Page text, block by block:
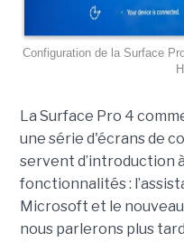
Configuration de la Surface
La Surface Pro 4
une série d'écrans de
servent d’introduction
fonctionnalités :
Microsoft et le
nous parlerons plus